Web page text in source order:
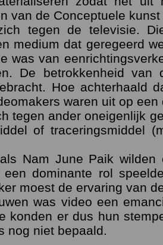
van de Conceptuele
tegen de televisie.
medium dat geregeerd
was van
De betrokkenheid
Hoe achterhaald
waren uit op
tegen ander oneigenlijk
of traceringsmiddel
Nam June Paik wilden
dominante rol
moest de ervaring van
was video een
konden er dus hun
nog niet bepaald.